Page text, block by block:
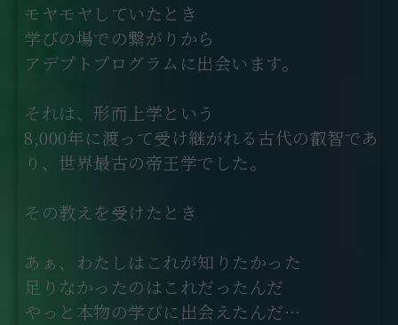
モヤモヤしていたとき
学びの場での繋がりから
アデプトプログラムに出会います。
それは、形而上学という
8,000年に渡って受け継がれる古代の叡智であ
り、世界最古の帝王学でした。
その教えを受けたとき
あぁ、わたしはこれが知りたかった
足りなかったのはこれだったんだ
やっと本物の学びに出会えたんだ…